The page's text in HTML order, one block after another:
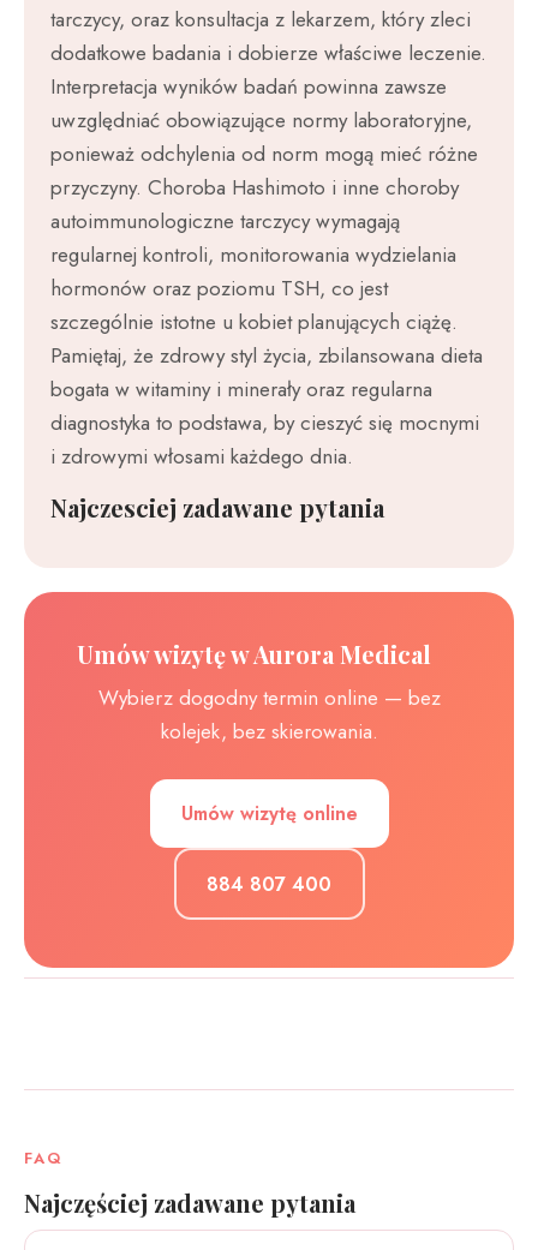
tarczycy, oraz konsultacja z lekarzem, który zleci
dodatkowe badania i dobierze właściwe leczenie.
Interpretacja wyników badań powinna zawsze
uwzględniać obowiązujące normy laboratoryjne,
ponieważ odchylenia od norm mogą mieć różne
przyczyny. Choroba Hashimoto i inne choroby
autoimmunologiczne tarczycy wymagają
regularnej kontroli, monitorowania wydzielania
hormonów oraz poziomu TSH, co jest
szczególnie istotne u kobiet planujących ciążę.
Pamiętaj, że zdrowy styl życia, zbilansowana dieta
bogata w witaminy i minerały oraz regularna
diagnostyka to podstawa, by cieszyć się mocnymi
i zdrowymi włosami każdego dnia.
Najczesciej zadawane pytania
Umów wizytę w Aurora Medical
Wybierz dogodny termin online — bez
kolejek, bez skierowania.
Umów wizytę online
884 807 400
FAQ
Najczęściej zadawane pytania